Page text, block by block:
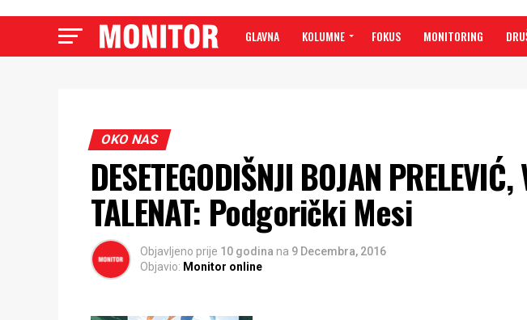
GLAVNA KOLUMNE FOKUS MONITORING
OKO NAS
DESETEGODIŠNJI BOJAN
TALENAT: Podgorički Mesi
Objavljeno prije 10 godina na 9 Decembra, 2016
Objavio: Monitor online